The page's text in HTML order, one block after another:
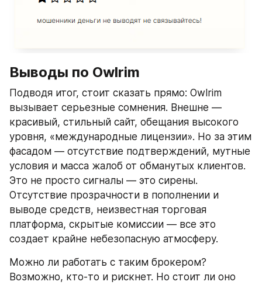
Выводы по Owlrim
Подводя итог, стоит сказать прямо: Owlrim
вызывает серьезные сомнения. Внешне —
красивый, стильный сайт, обещания высокого
уровня, «международные лицензии». Но за этим
фасадом — отсутствие подтверждений, мутные
условия и масса жалоб от обманутых клиентов.
Это не просто сигналы — это сирены.
Отсутствие прозрачности в пополнении и
выводе средств, неизвестная торговая
платформа, скрытые комиссии — все это
создает крайне небезопасную атмосферу.
Можно ли работать с таким брокером?
Возможно, кто-то и рискнет. Но стоит ли оно